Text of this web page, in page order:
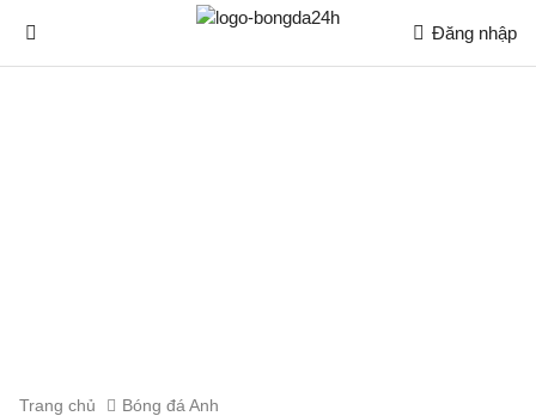
Đăng nhập
Trang chủ Bóng đá Anh